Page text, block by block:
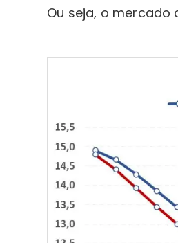
Ou seja, o